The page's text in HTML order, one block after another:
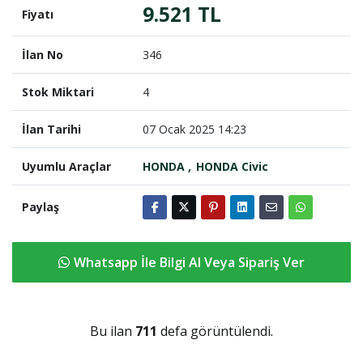
Fiyatı 9.521 TL
İlan No 346
Stok Miktari 4
İlan Tarihi 07 Ocak 2025 14:23
Uyumlu Araçlar HONDA HONDA Civic
Paylaş
Whatsapp İle Bilgi Al Veya Sipariş Ver
Bu ilan 711 defa görüntülendi.